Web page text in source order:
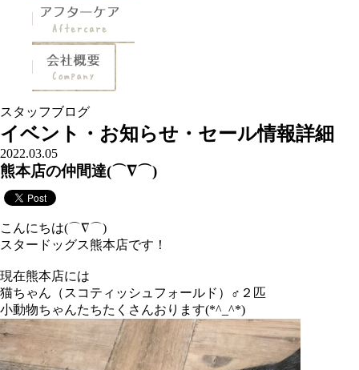
スタッフブログ
イベント・お知らせ・セール情報詳細
2022.03.05
熊本店の仲間達(⌒∇⌒)
こんにちは(⌒∇⌒)
スタードッグス熊本店です！
現在熊本店には
猫ちゃん（スコティッシュフォールド）♂２匹
小動物ちゃんたちたくさんおります(*^_^*)